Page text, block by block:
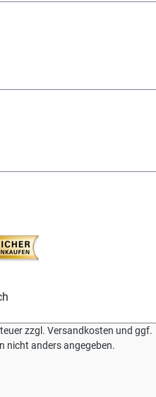
zzgl. Versandkosten und ggf.
nicht anders angegeben.